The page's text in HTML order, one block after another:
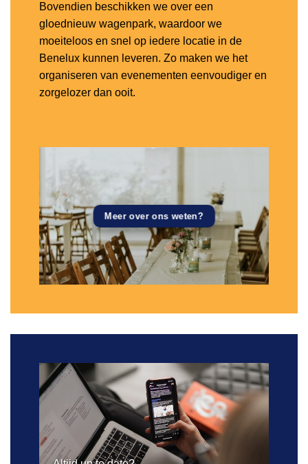
Bovendien beschikken we over een
gloednieuw wagenpark, waardoor we
moeiteloos en snel op iedere locatie in de
Benelux kunnen leveren. Zo maken we het
organiseren van evenementen eenvoudiger en
zorgelozer dan ooit.
Meer over ons weten?